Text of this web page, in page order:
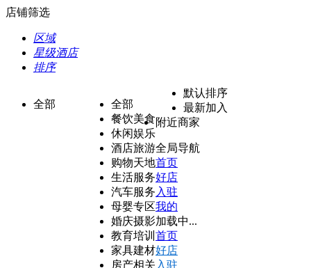
店铺筛选
区域
星级酒店
排序
全部
全部
餐饮美食
休闲娱乐
酒店旅游
购物天地
生活服务
汽车服务
母婴专区
婚庆摄影
教育培训
家具建材
房产相关
默认排序
最新加入
附近商家
全局导航
首页
好店
入驻
我的
加载中...
首页
好店
入驻